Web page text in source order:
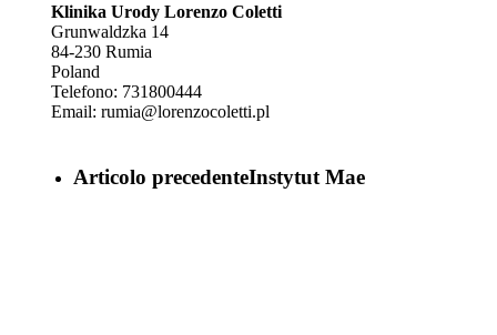
Klinika Urody Lorenzo Coletti
Grunwaldzka 14
84-230 Rumia
Poland
Telefono: 731800444
Email: rumia@lorenzocoletti.pl
Articolo precedenteInstytut Mae